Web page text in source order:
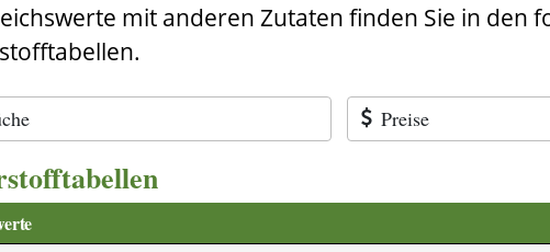
mit anderen Zutaten finden Sie in den
Preise